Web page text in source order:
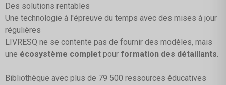
Des solutions rentables
Une technologie à l'épreuve du temps avec des mises à jour
régulières
LIVRESQ ne se contente pas de fournir des modèles, mais
une écosystème complet pour formation des détaillants.
Bibliothèque avec plus de 79 500 ressources éducatives